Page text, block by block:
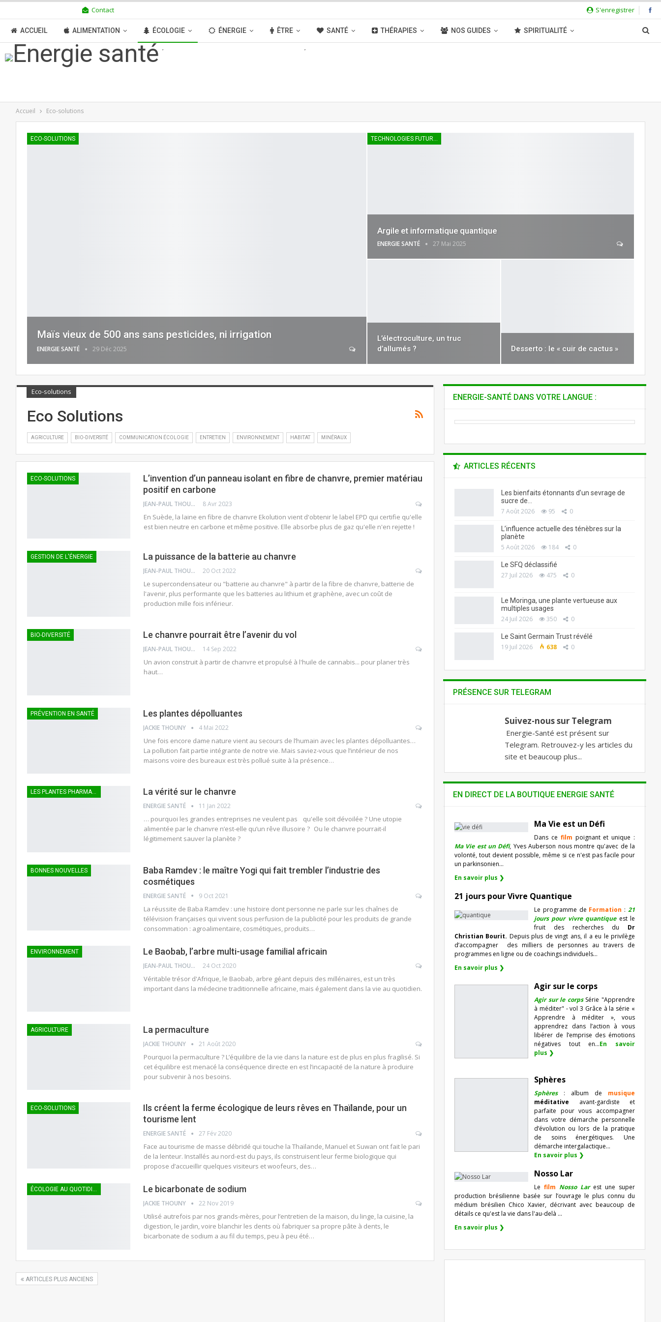
S'enregistrer
Contact
ACCUEIL ALIMENTATION ÉCOLOGIE ÉNERGIE ÊTRE SANTÉ THÉRAPIES NOS GUIDES SPIRITUALITÉ
TRANSITION BOUTIQUE MÉDIAS
Accueil Eco-solutions
ECO-SOLUTIONS
Maïs vieux de 500 ans sans pesticides, ni irrigation
ENERGIE SANTÉ 29 Déc 2025
TECHNOLOGIES FUTURES
Argile et informatique quantique
ENERGIE SANTÉ 27 Mai 2025
L’électroculture, un truc
d’allumés ?
Desserto : le « cuir de cactus »
Eco-solutions
Eco Solutions
AGRICULTURE BIO-DIVERSITÉ COMMUNICATION ÉCOLOGIE ENTRETIEN ENVIRONNEMENT HABITAT MINÉRAUX
ECO-SOLUTIONS
L’invention d’un panneau isolant en fibre de chanvre, premier matériau
positif en carbone
JEAN-PAUL THOUNY 8 Avr 2023
En Suède, la laine en fibre de chanvre Ekolution vient d'obtenir le label EPD qui certifie qu'elle
est bien neutre en carbone et même positive. Elle absorbe plus de gaz qu'elle n'en rejette !
GESTION DE L'ÉNERGIE La puissance de la batterie au chanvre
JEAN-PAUL THOUNY 20 Oct 2022
Le supercondensateur ou "batterie au chanvre" à partir de la fibre de chanvre, batterie de
l'avenir, plus performante que les batteries au lithium et graphène, avec un coût de
production mille fois inférieur.
BIO-DIVERSITÉ Le chanvre pourrait être l’avenir du vol
JEAN-PAUL THOUNY 14 Sep 2022
Un avion construit à partir de chanvre et propulsé à l'huile de cannabis... pour planer très
haut…
PRÉVENTION EN SANTÉ Les plantes dépolluantes
JACKIE THOUNY 4 Mai 2022
Une fois encore dame nature vient au secours de l’humain avec les plantes dépolluantes…
La pollution fait partie intégrante de notre vie. Mais saviez-vous que l’intérieur de nos
maisons voire des bureaux est très pollué suite à la présence…
LES PLANTES PHARMACEUTIQUES La vérité sur le chanvre
ENERGIE SANTÉ 11 Jan 2022
… pourquoi les grandes entreprises ne veulent pas qu'elle soit dévoilée ? Une utopie
alimentée par le chanvre n’est-elle qu’un rêve illusoire ? Ou le chanvre pourrait-il
légitimement sauver la planète ?
BONNES NOUVELLES
Baba Ramdev : le maître Yogi qui fait trembler l’industrie des
cosmétiques
ENERGIE SANTÉ 9 Oct 2021
La réussite de Baba Ramdev : une histoire dont personne ne parle sur les chaînes de
télévision françaises qui vivent sous perfusion de la publicité pour les produits de grande
consommation : agroalimentaire, cosmétiques, produits…
ENVIRONNEMENT Le Baobab, l’arbre multi-usage familial africain
JEAN-PAUL THOUNY 24 Oct 2020
Véritable trésor d'Afrique, le Baobab, arbre géant depuis des millénaires, est un très
important dans la médecine traditionnelle africaine, mais également dans la vie au quotidien.
AGRICULTURE La permaculture
JACKIE THOUNY 21 Août 2020
Pourquoi la permaculture ? L’équilibre de la vie dans la nature est de plus en plus fragilisé. Si
cet équilibre est menacé la conséquence directe en est l’incapacité de la nature à produire
pour subvenir à nos besoins.
ECO-SOLUTIONS
Ils créent la ferme écologique de leurs rêves en Thaïlande, pour un
tourisme lent
ENERGIE SANTÉ 27 Fév 2020
Face au tourisme de masse débridé qui touche la Thaïlande, Manuel et Suwan ont fait le pari
de la lenteur. Installés au nord-est du pays, ils construisent leur ferme biologique qui
propose d’accueillir quelques visiteurs et woofeurs, des…
ÉCOLOGIE AU QUOTIDIEN Le bicarbonate de sodium
JACKIE THOUNY 22 Nov 2019
Utilisé autrefois par nos grands-mères, pour l’entretien de la maison, du linge, la cuisine, la
digestion, le jardin, voire blanchir les dents où fabriquer sa propre pâte à dents, le
bicarbonate de sodium a au fil du temps, peu à peu été…
ARTICLES PLUS ANCIENS
ENERGIE-SANTÉ DANS VOTRE LANGUE :
ARTICLES RÉCENTS
Les bienfaits étonnants d’un sevrage de
sucre de…
7 Août 2026 95 0
L’influence actuelle des ténèbres sur la
planète
5 Août 2026 184 0
Le SFQ déclassifié
27 Juil 2026 475 0
Le Moringa, une plante vertueuse aux
multiples usages
24 Juil 2026 350 0
Le Saint Germain Trust révélé
19 Juil 2026 638 0
PRÉSENCE SUR TELEGRAM
Suivez-nous sur Telegram
Energie-Santé est présent sur
Telegram. Retrouvez-y les articles du
site et beaucoup plus...
EN DIRECT DE LA BOUTIQUE ENERGIE SANTÉ
Ma Vie est un Défi
Dans ce film poignant et unique :
Ma Vie est un Défi, Yves Auberson nous montre qu'avec de la
volonté, tout devient possible, même si ce n'est pas facile pour
un parkinsonien…
En savoir plus ❯
21 jours pour Vivre Quantique
Le programme de Formation :21
jours pour vivre quantiqueest le
fruit des recherches du Dr
Christian Bourit. Depuis plus de vingt ans, il a eu le privilège
d’accompagner
des milliers de personnes au travers de
programmes en ligne ou de coachings individuels…
En savoir plus ❯
Agir sur le corps
Agir sur le corpsSérie "Apprendre
à méditer" - vol 3 Grâce à la série «
Apprendre à méditer », vous
apprendrez dans l’action à vous
libérer de l’emprise des émotions
négatives tout en...En savoir
plus ❯
Sphères
Sphères: album de musique
méditative avant-gardiste et
parfaite pour vous accompagner
dans votre démarche personnelle
d’évolution ou lors de la pratique
de soins énergétiques. Une
démarche intergalactique...
En savoir plus ❯
Nosso Lar
Le film Nosso Lar est une super
production brésilienne basée sur l’ouvrage le plus connu du
médium brésilien Chico Xavier, décrivant avec beaucoup de
détails ce qu'est la vie dans l'au-delà ...
En savoir plus ❯